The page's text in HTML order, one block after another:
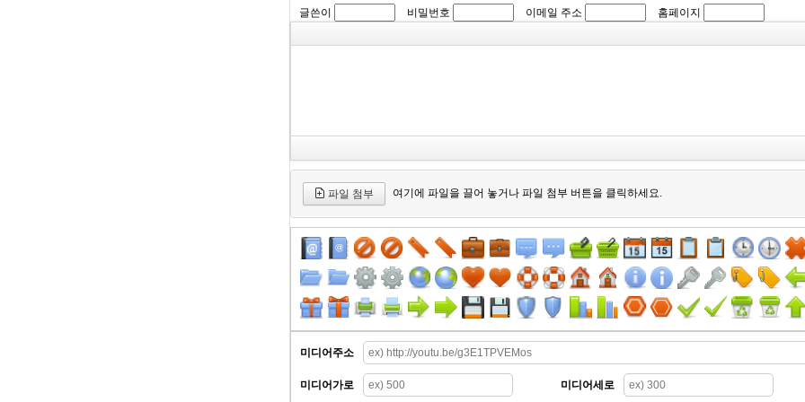
글쓴이 비밀번호 이메일 주소 홈페이지
파일 첨부 여기에 파일을 끌어 놓거나 파일 첨부 버튼을 클릭하세요.
미디어주소
미디어가로 미디어세로